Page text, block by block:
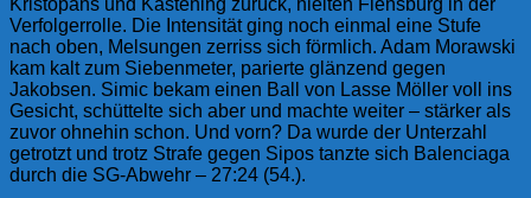
Kristopans und Kastening zurück, hielten Flensburg in der
Verfolgerrolle. Die Intensität ging noch einmal eine Stufe
nach oben, Melsungen zerriss sich förmlich. Adam Morawski
kam kalt zum Siebenmeter, parierte glänzend gegen
Jakobsen. Simic bekam einen Ball von Lasse Möller voll ins
Gesicht, schüttelte sich aber und machte weiter – stärker als
zuvor ohnehin schon. Und vorn? Da wurde der Unterzahl
getrotzt und trotz Strafe gegen Sipos tanzte sich Balenciaga
durch die SG-Abwehr – 27:24 (54.).